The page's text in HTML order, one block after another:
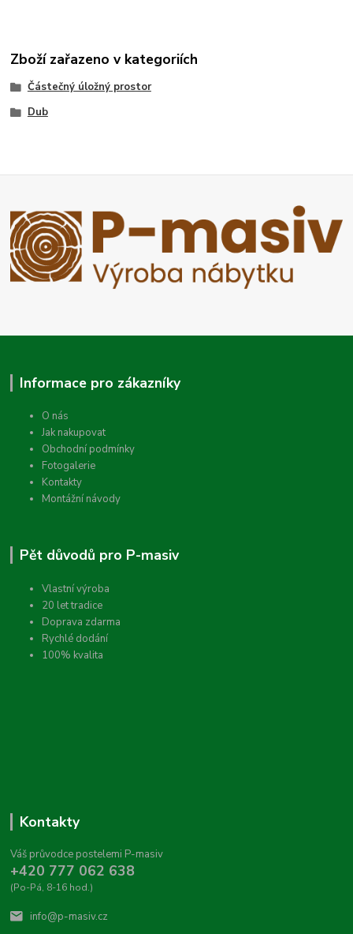
Zboží zařazeno v kategoriích
Částečný úložný prostor
Dub
Informace pro zákazníky
O nás
Jak nakupovat
Obchodní podmínky
Fotogalerie
Kontakty
Montážní návody
Pět důvodů pro P-masiv
Vlastní výroba
20 let tradice
Doprava zdarma
Rychlé dodání
100% kvalita
Kontakty
Váš průvodce postelemi P-masiv
+420 777 062 638
(Po-Pá, 8-16 hod.)
info@p-masiv.cz